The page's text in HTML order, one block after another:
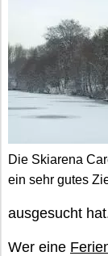
Die Skiarena
ein sehr gutes
ausgesucht
Wer eine